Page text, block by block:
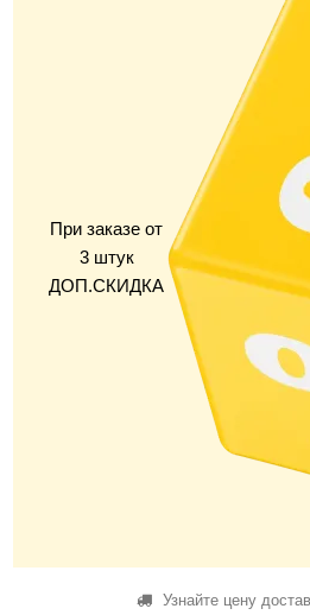
При заказе от
3 штук
ДОП.СКИДКА
Узнайте цену